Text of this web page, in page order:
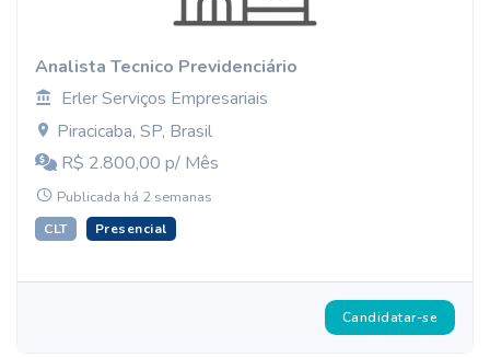
Analista Tecnico Previdenciário
Erler Serviços Empresariais
Piracicaba, SP, Brasil
R$ 2.800,00 p/ Mês
Publicada há 2 semanas
CLT Presencial
Candidatar-se